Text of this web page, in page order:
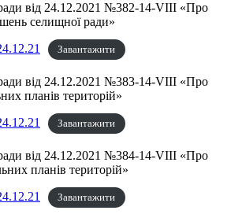
від 24.12.2021 №382-14-VIII «Про
селищної ради»
Завантажити
від 24.12.2021 №383-14-VIII «Про
планів територій»
Завантажити
від 24.12.2021 №384-14-VIII «Про
планів територій»
Завантажити